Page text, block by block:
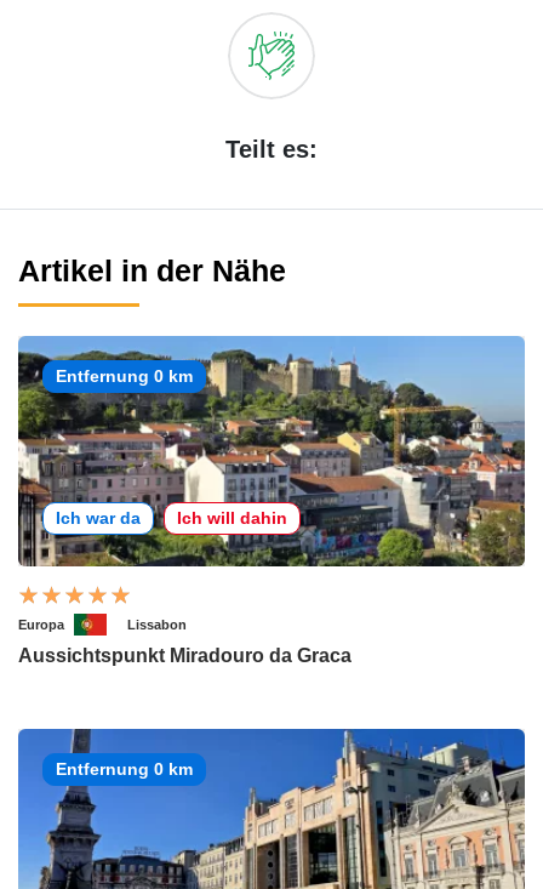
Teilt es:
Artikel in der Nähe
Entfernung 0 km
Ich war da Ich will dahin
Europa Lissabon
Aussichtspunkt Miradouro da Graca
Entfernung 0 km